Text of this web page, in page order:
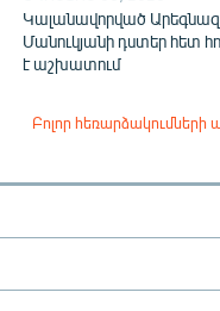
Կալանավորված Արեգնազ
Մանուկյանի դստեր հետ
է աշխատում
Բոլոր հեռարձակումների